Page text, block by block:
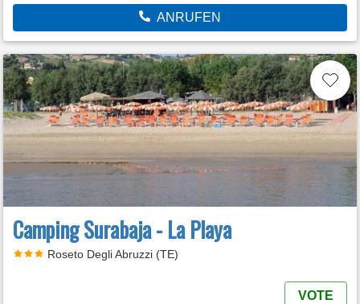
ANRUFEN
Camping Surabaja - La Playa
Roseto Degli Abruzzi (TE)
VOTE